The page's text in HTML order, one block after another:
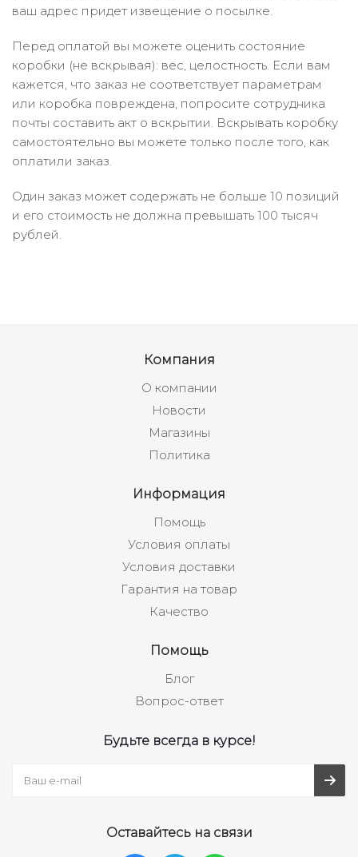
ваш адрес придет извещение о посылке.
Перед оплатой вы можете оценить состояние
коробки (не вскрывая): вес, целостность. Если вам
кажется, что заказ не соответствует параметрам
или коробка повреждена, попросите сотрудника
почты составить акт о вскрытии. Вскрывать коробку
самостоятельно вы можете только после того, как
оплатили заказ.
Один заказ может содержать не больше 10 позиций
и его стоимость не должна превышать 100 тысяч
рублей.
Компания
О компании
Новости
Магазины
Политика
Информация
Помощь
Условия оплаты
Условия доставки
Гарантия на товар
Качество
Помощь
Блог
Вопрос-ответ
Будьте всегда в курсе!
Оставайтесь на связи